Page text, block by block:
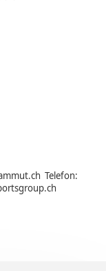
Telefon: